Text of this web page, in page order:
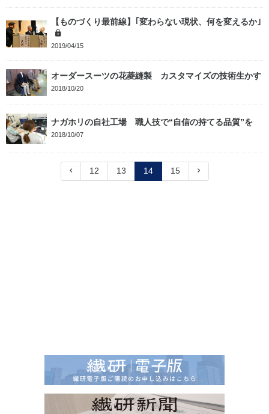
【ものづくり最前線】｢変わらない現状、何を変えるか｣
2019/04/15
オーダースーツの花菱縫製 カスタマイズの技術生かす
2018/10/20
ナガホリの自社工場 職人技で“自信の持てる品質”を
2018/10/07
12 13 14 15